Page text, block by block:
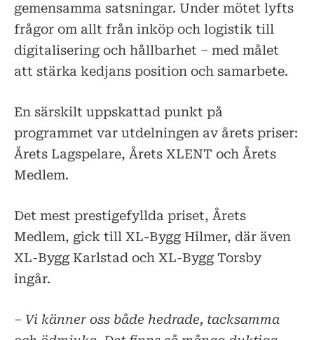
gemensamma satsningar. Under mötet lyfts
frågor om allt från inköp och logistik till
digitalisering och hållbarhet – med målet
att stärka kedjans position och samarbete.
En särskilt uppskattad punkt på
programmet var utdelningen av årets priser:
Årets Lagspelare, Årets XLENT och Årets
Medlem.
Det mest prestigefyllda priset, Årets
Medlem, gick till XL-Bygg Hilmer, där även
XL-Bygg Karlstad och XL-Bygg Torsby
ingår.
– Vi känner oss både hedrade, tacksamma